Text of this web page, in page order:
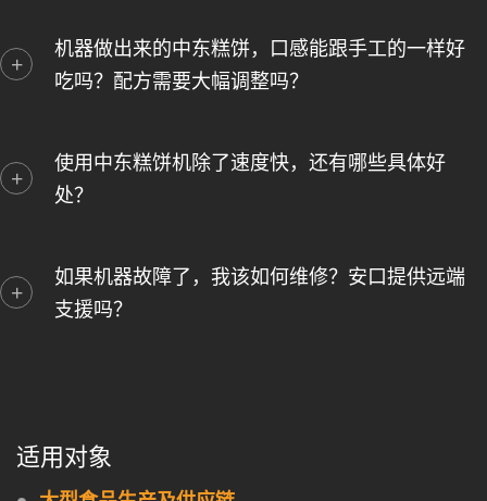
机器做出来的中东糕饼，口感能跟手工的一样好
吃吗？配方需要大幅调整吗？
使用中东糕饼机除了速度快，还有哪些具体好
处？
如果机器故障了，我该如何维修？安口提供远端
支援吗？
适用对象